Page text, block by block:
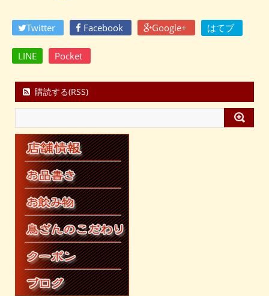
Twitter Facebook Google+ はてブ
LINE Pocket
購読する(RSS)